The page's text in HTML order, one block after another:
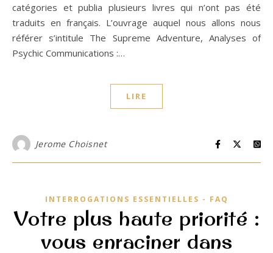
catégories et publia plusieurs livres qui n’ont pas été
traduits en français. L’ouvrage auquel nous allons nous
référer s’intitule The Supreme Adventure, Analyses of
Psychic Communications :…
LIRE
Jerome Choisnet
INTERROGATIONS ESSENTIELLES - FAQ
Votre plus haute priorité :
vous enraciner dans